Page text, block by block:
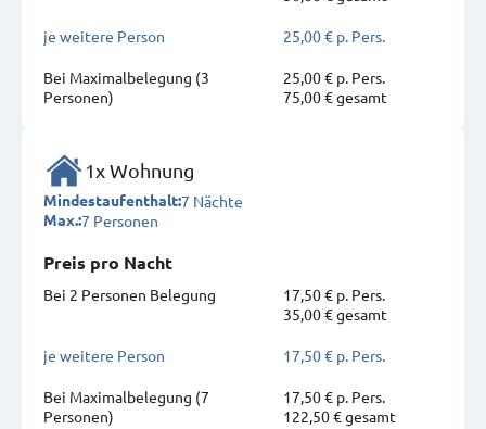
je weitere Person 25,00 € p. Pers.
Bei Maximal­belegung (3
Personen)
25,00 € p. Pers.
75,00 € gesamt
1x Wohnung
Mindestaufenthalt:7 Nächte
Max.:7 Personen
Preis pro Nacht
Bei 2 Personen Belegung
17,50 € p. Pers.
35,00 € gesamt
je weitere Person 17,50 € p. Pers.
Bei Maximal­belegung (7
Personen)
17,50 € p. Pers.
122,50 € gesamt